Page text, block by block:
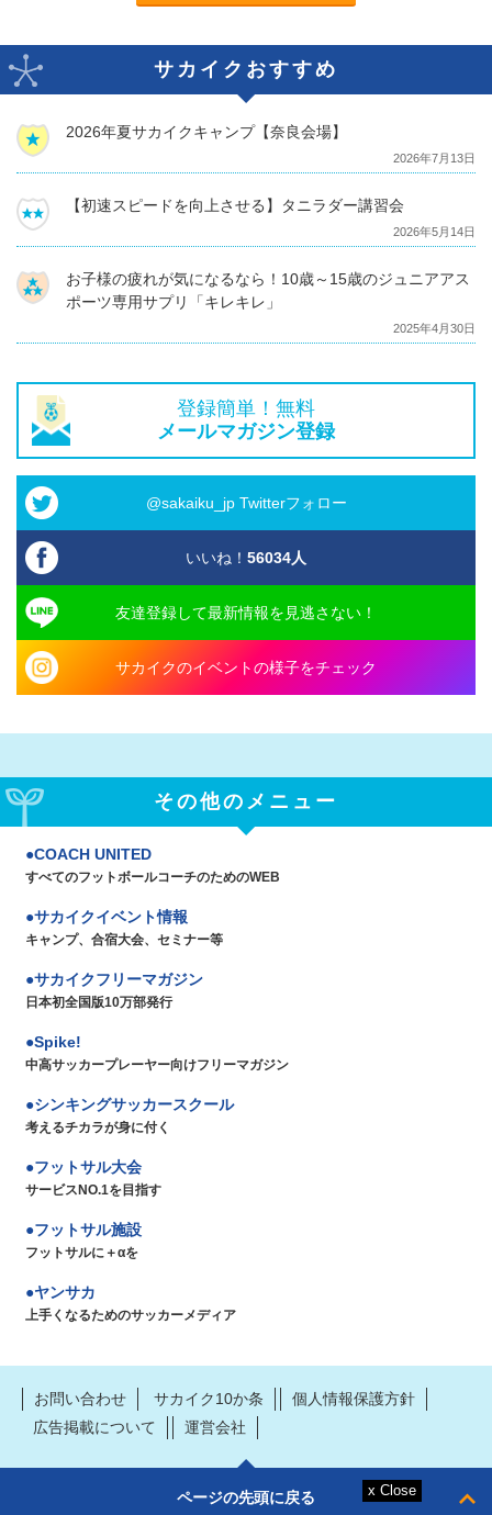
サカイクおすすめ
2026年夏サカイクキャンプ【奈良会場】
2026年7月13日
【初速スピードを向上させる】タニラダー講習会
2026年5月14日
お子様の疲れが気になるなら！10歳～15歳のジュニアアス
ポーツ専用サプリ「キレキレ」
2025年4月30日
登録簡単！無料
メールマガジン登録
@sakaiku_jp Twitterフォロー
いいね！ 56034人
友達登録して最新情報を見逃さない！
サカイクのイベントの様子をチェック
その他のメニュー
COACH UNITED
すべてのフットボールコーチのためのWEB
サカイクイベント情報
キャンプ、合宿大会、セミナー等
サカイクフリーマガジン
日本初全国版10万部発行
Spike!
中高サッカープレーヤー向けフリーマガジン
シンキングサッカースクール
考えるチカラが身に付く
フットサル大会
サービスNO.1を目指す
フットサル施設
フットサルに＋αを
ヤンサカ
上手くなるためのサッカーメディア
お問い合わせ サカイク10か条
個人情報保護方針
広告掲載について
運営会社
ページの先頭に戻る